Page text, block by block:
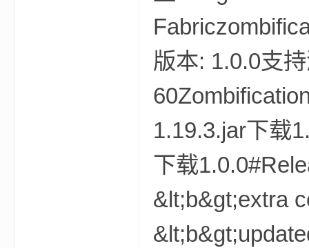
版本: 1.0.0支
1.19.3.jar下载
下载
&lt;b&gt;extra